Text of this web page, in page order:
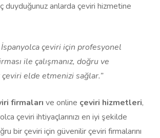
duyduğunuz anlarda çeviri hizmetine
İspanyolca çeviri için profesyonel
ile çalışmanız, doğru ve
elde etmenizi sağlar.”
firmaları ve online çeviri hizmetleri,
çeviri ihtiyaçlarınızı en iyi şekilde
bir çeviri için güvenilir çeviri firmalarını